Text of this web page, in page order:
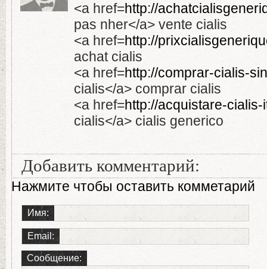
<a href=http://
pas nher</a> vente cialis
<a href=http://
achat cialis
<a href=http://comprar-cialis-
cialis</a> comprar cialis
<a href=http://acquistare-
cialis</a> cialis generico
Добавить комментарий:
Нажмите чтобы оставить комметарий
Имя:
Email:
Сообщение: